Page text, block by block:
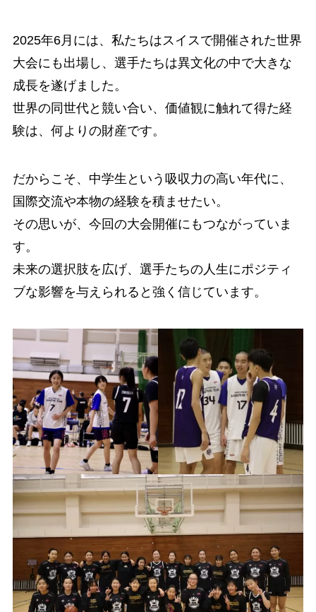
2025年6月には、私たちはスイスで開催された世界
大会にも出場し、選手たちは異文化の中で大きな
成長を遂げました。
世界の同世代と競い合い、価値観に触れて得た経
験は、何よりの財産です。
だからこそ、中学生という吸収力の高い年代に、
国際交流や本物の経験を積ませたい。
その思いが、今回の大会開催にもつながっていま
す。
未来の選択肢を広げ、選手たちの人生にポジティ
ブな影響を与えられると強く信じています。